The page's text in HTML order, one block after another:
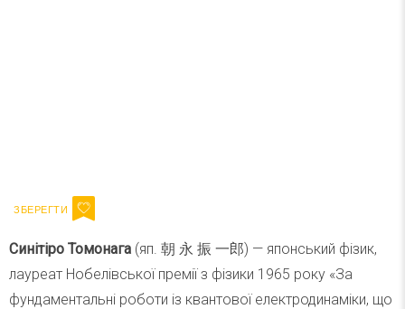
Синітіро Томонага (яп. 朝 永 振 一郎) — японський фізик,
лауреат Нобелівської премії з фізики 1965 року «За
фундаментальні роботи із квантової електродинаміки, що